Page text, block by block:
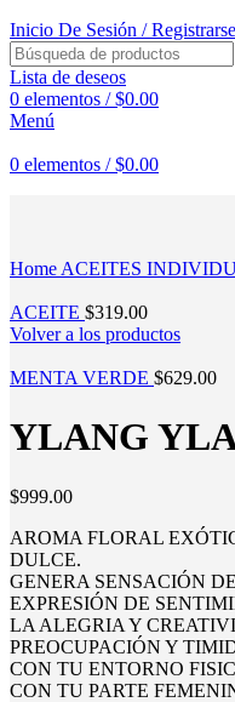
Inicio De Sesión / Registrarse
Lista de deseos
0 elementos / $0.00
Menú
0 elementos / $0.00
Home ACEITES
ACEITE $319.00
Volver a los productos
MENTA VERDE $629.00
YLANG
$999.00
AROMA FLORAL
DULCE.
GENERA SENSACIÓN
EXPRESIÓN DE
LA ALEGRIA Y
PREOCUPACIÓN Y
CON TU ENTORNO
CON TU PARTE